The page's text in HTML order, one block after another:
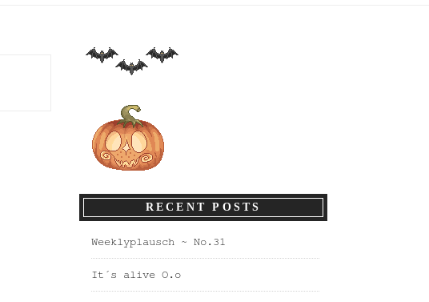
RECENT POSTS
Weeklyplausch ~ No.31
It´s alive O.o